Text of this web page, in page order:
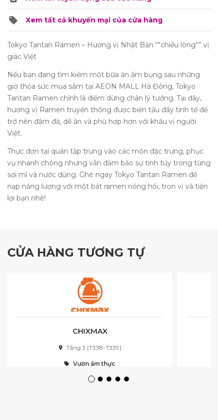
Xem tất cả khuyến mại của cửa hàng
Tokyo Tantan Ramen – Hương vị Nhật Bản “”chiều lòng”” vị
giác Việt
Nếu bạn đang tìm kiếm một bữa ăn ấm bụng sau những
giờ thỏa sức mua sắm tại AEON MALL Hà Đông, Tokyo
Tantan Ramen chính là điểm dừng chân lý tưởng. Tại đây,
hương vị Ramen truyền thống được biến tấu đầy tinh tế để
trở nên đậm đà, dễ ăn và phù hợp hơn với khẩu vị người
Việt.
Thực đơn tại quán tập trung vào các món đặc trưng, phục
vụ nhanh chóng nhưng vẫn đảm bảo sự tinh túy trong từng
sợi mì và nước dùng. Ghé ngay Tokyo Tantan Ramen để
nạp năng lượng với một bát ramen nóng hổi, trọn vị và tiện
lợi bạn nhé!
CỬA HÀNG TƯƠNG TỰ
CHIXMAX
Tầng 3 [T338-T339]
Vườn ẩm thực